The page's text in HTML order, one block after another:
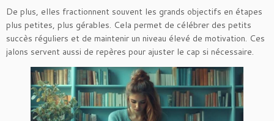
De plus, elles fractionnent souvent les grands objectifs en étapes
plus petites, plus gérables. Cela permet de célébrer des petits
succès réguliers et de maintenir un niveau élevé de motivation. Ces
jalons servent aussi de repères pour ajuster le cap si nécessaire.